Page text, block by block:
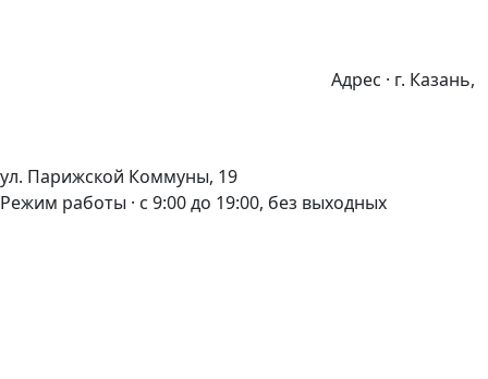
Адрес · г. Казань,
ул. Парижской Коммуны, 19
Режим работы · с 9:00 до 19:00, без выходных